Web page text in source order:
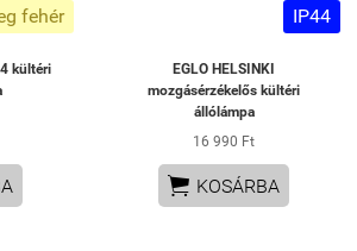
fehér
kültéri
IP44
EGLO HELSINKI
mozgásérzékelős kültéri
állólámpa
16 990 Ft
 KOSÁRBA